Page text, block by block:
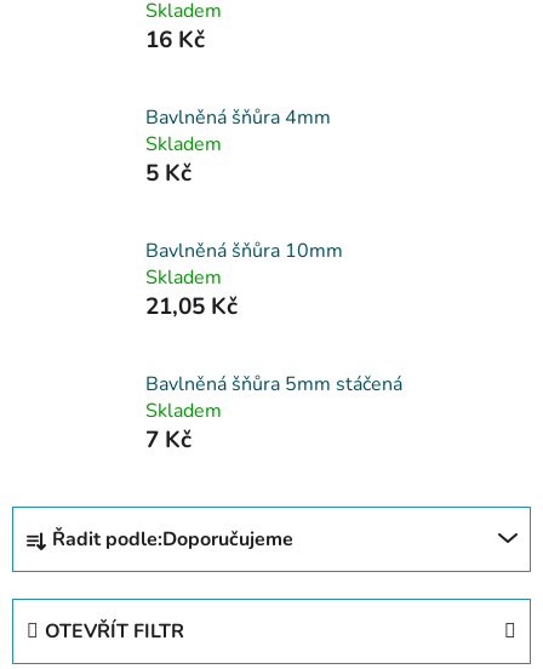
Skladem
16 Kč
Bavlněná šňůra 4mm
Skladem
5 Kč
Bavlněná šňůra 10mm
Skladem
21,05 Kč
Bavlněná šňůra 5mm stáčená
Skladem
7 Kč
Ř
z
Řadit podle:Doporučujeme
OTEVŘÍT FILTR